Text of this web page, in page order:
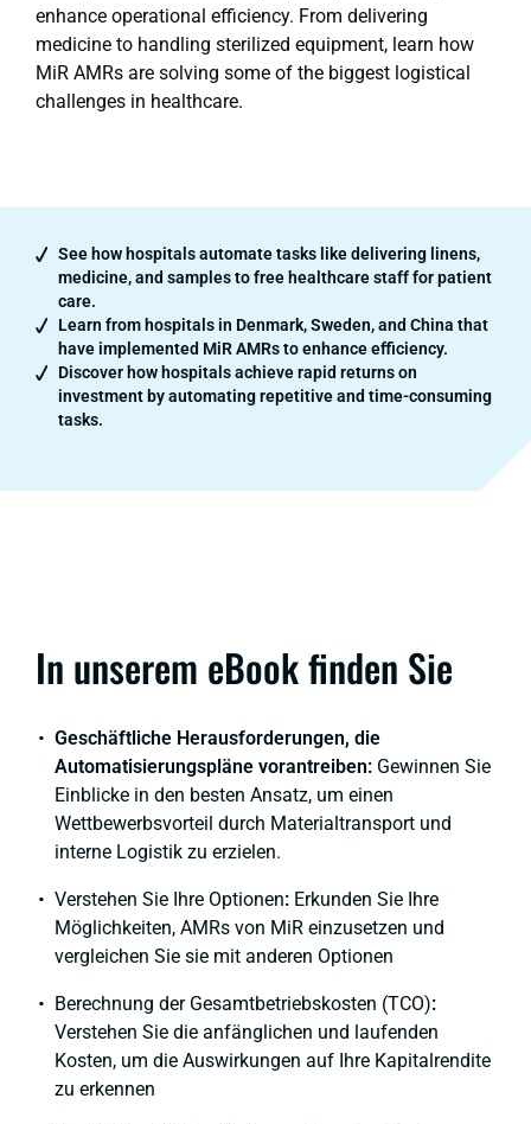
enhance operational efficiency. From delivering
medicine to handling sterilized equipment, learn how
MiR AMRs are solving some of the biggest logistical
challenges in healthcare.
See how hospitals automate tasks like delivering linens,
medicine, and samples to free healthcare staff for patient
care​.
Learn from hospitals in Denmark, Sweden, and China that
have implemented MiR AMRs to enhance efficiency​​.
Discover how hospitals achieve rapid returns on
investment by automating repetitive and time-consuming
tasks​.
In unserem eBook finden Sie
Geschäftliche Herausforderungen, die
Automatisierungspläne vorantreiben: Gewinnen Sie
Einblicke in den besten Ansatz, um einen
Wettbewerbsvorteil durch Materialtransport und
interne Logistik zu erzielen.
Verstehen Sie Ihre Optionen: Erkunden Sie Ihre
Möglichkeiten, AMRs von MiR einzusetzen und
vergleichen Sie sie mit anderen Optionen
Berechnung der Gesamtbetriebskosten (TCO):
Verstehen Sie die anfänglichen und laufenden
Kosten, um die Auswirkungen auf Ihre Kapitalrendite
zu erkennen